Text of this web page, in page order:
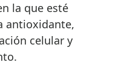
la que esté
antioxidante,
celular y